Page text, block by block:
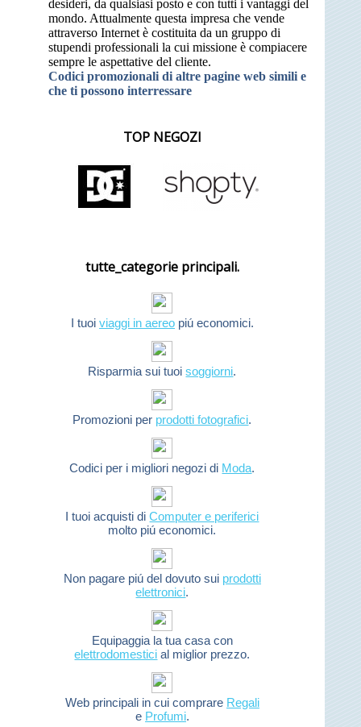
desideri, da qualsiasi posto e con tutti i vantaggi del
mondo. Attualmente questa impresa che vende
attraverso Internet è costituita da un gruppo di
stupendi professionali la cui missione è compiacere
sempre le aspettative del cliente.
Codici promozionali di altre pagine web simili e
che ti possono interressare
TOP NEGOZI
tutte_categorie principali.
I tuoi viaggi in aereopiú economici.
Risparmia sui tuoisoggiorni.
Promozioni per prodotti fotografici.
Codici per i migliori negozi di Moda.
I tuoi acquisti diComputer e periferici
molto piú economici.
Non pagare piú del dovuto sui prodotti
elettronici.
Equipaggia la tua casa con
elettrodomestici al miglior prezzo.
Web principali in cui comprare Regali
e Profumi.